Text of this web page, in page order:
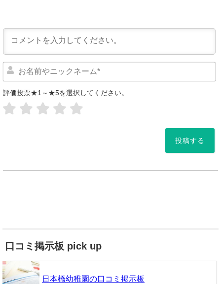
評価投票★1～★5を選択してください。
口コミ掲示板 pick up
日本橋幼稚園の口コミ掲示板